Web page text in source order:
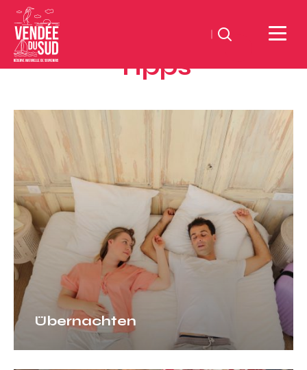
Sud
Littoral
TourismusSüd
Vendée
Suchen
Tipps
Übernachten